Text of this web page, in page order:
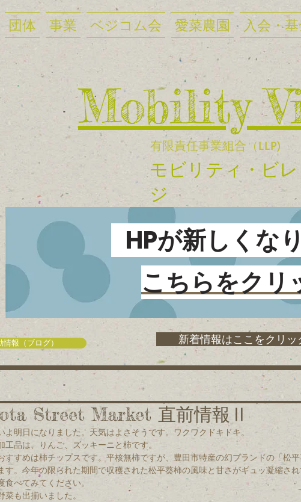
団体 事業 ベジコム会 愛菜農園 入会・
​Mobility
有限責任事業組合（LLP)
モビリティ・ビレ
ジ
HPが新しくな
こちらをクリ
情報（ブログ） 新着情報はここをクリッ
Street Market 直前情報Ⅱ
よ明日になりました。天気はよさそうです。ワクワクドキドキ。
工品は、りんご、ズッキーニと柿です。
すすめは柿チップスです。平核無柿ですが、豊田市特産の幻ブランドの「松
す。今年の限られた期間で収穫された松平葵柿の風味と甘さがギュッ凝縮さ
食べてみてください。
菜も出揃いました。